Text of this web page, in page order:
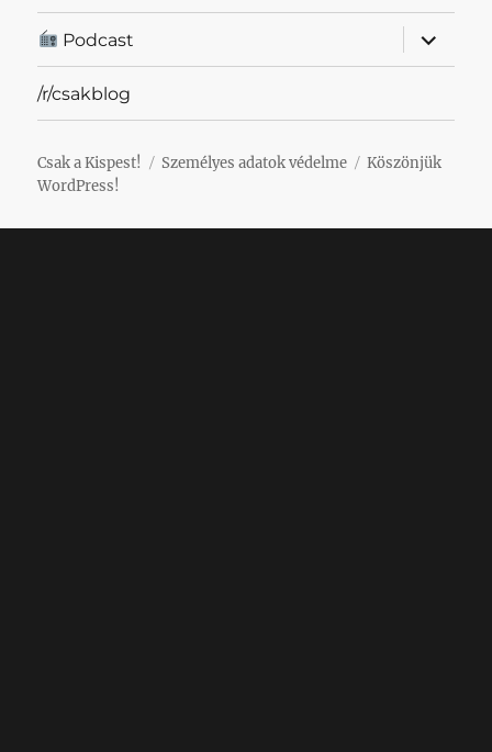
Podcast
almenü
/r/csakblog
Csak a Kispest! Személyes adatok védelme
Köszönjük
WordPress!